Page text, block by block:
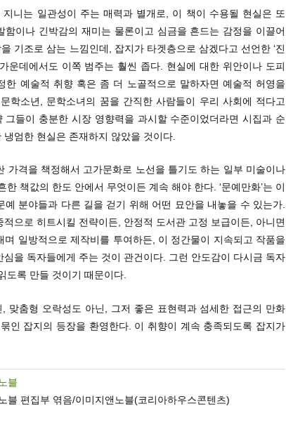
지니는 일관성이 주는 매력과 별개로, 이 책이 수용될 현실은 또
함이나 긴박감의 재미는 물론이고 심금을 흔드는 감정을 이끌어
기조로 삼는 느낌인데, 잡지가 타겟층으로 삼겠다고 선언한 ‘진
운데에서도 이쪽 범주는 훨씬 좁다. 현실에 대한 위안이나 도피
한 예술적 취향 혹은 좀 더 노골적으로 말하자면 예술적 허영을
학소년, 문학소녀의 꿈을 간직한 사람들이 우리 사회에 적다고
그들이 충분한 시장 영향력을 과시할 수준이었더라면 시집과 순
엄한 현실은 존재하지 않았을 것이다.
가격을 책정해서 고가문화로 노선을 틀기도 하는 일부 미술이나
한 책값의 한도 안에서 무엇이든 계속 해야 한다. ‘문예만화’는 이
예 분야들과 다른 길을 걷기 위해 어떤 묘안을 내놓을 수 있는가.
으로 히트시킬 전략이든, 안정적 도서관 고정 보급이든, 아니면
며 일방적으로 제작비를 투여하든, 이 정간물이 지속되고 작품을
을 독자들에게 주는 것이 관건이다. 그런 안도감이 다시금 독자
도록 만들 것이기 때문이다.
맞춤형 오락성도 아닌, 그저 좋은 표현력과 섬세한 접근의 만화
묶인 잡지의 등장을 환영한다. 이 취향이 계속 충족되도록 잡지가
블
블 편집부 엮음/이미지앤노블(코리아하우스콘텐츠)